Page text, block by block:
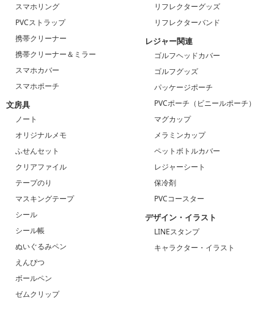
スマホリング
PVCストラップ
携帯クリーナー
携帯クリーナー＆ミラー
スマホカバー
スマホポーチ
文房具
ノート
オリジナルメモ
ふせんセット
クリアファイル
テープのり
マスキングテープ
シール
シール帳
ぬいぐるみペン
えんぴつ
ボールペン
ゼムクリップ
リフレクターグッズ
リフレクターバンド
レジャー関連
ゴルフヘッドカバー
ゴルフグッズ
パッケージポーチ
PVCポーチ（ビニールポーチ）
マグカップ
メラミンカップ
ペットボトルカバー
レジャーシート
保冷剤
PVCコースター
デザイン・イラスト
LINEスタンプ
キャラクター・イラスト